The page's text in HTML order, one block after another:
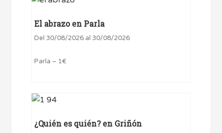
El abrazo en Parla
Del 30/08/2026 al 30/08/2026
Parla – 1€
¿Quién es quién? en Griñón